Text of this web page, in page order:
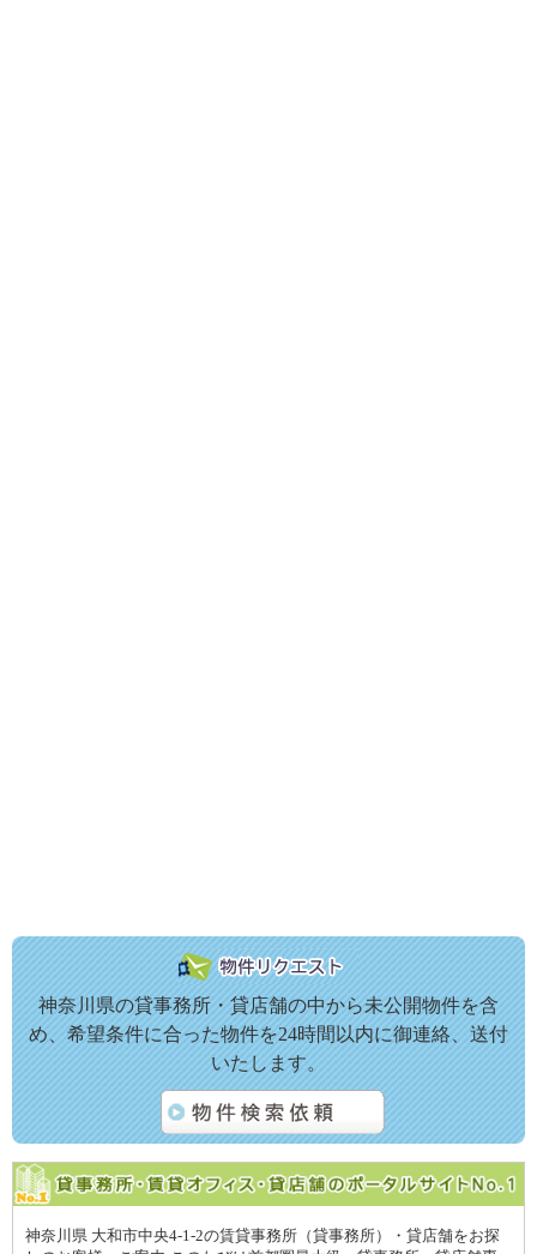
神奈川県の貸事務所・貸店舗の中から未公開物件を含
め、希望条件に合った物件を24時間以内に御連絡、送付
いたします。
神奈川県 大和市中央4-1-2の賃貸事務所（貸事務所）・貸店舗をお探